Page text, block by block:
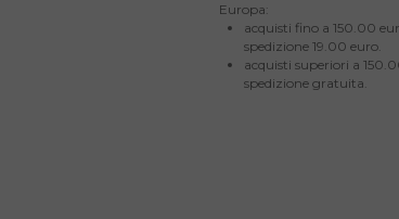
Europa:
acquisti fino a 150.00
spedizione 19.00 euro.
acquisti superiori a
spedizione gratuita.